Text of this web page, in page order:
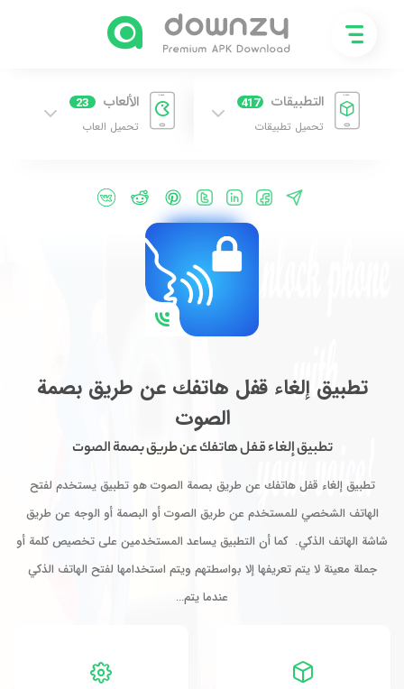
التطبيقات 417
تحميل تطبيقات
الألعاب 23
تحميل العاب
تطبيق إلغاء قفل هاتفك عن طريق بصمة
الصوت
تطبيق إلغاء قفل هاتفك عن طريق بصمة الصوت
تطبيق إلغاء قفل هاتفك عن طريق بصمة الصوت هو تطبيق يستخدم لفتح
الهاتف الشخصي للمستخدم عن طريق الصوت أو البصمة أو الوجه عن طريق
شاشة الهاتف الذكي. كما أن التطبيق يساعد المستخدمين على تخصيص كلمة أو
جملة معينة لا يتم تعريفها إلا بواسطتهم ويتم استخدامها لفتح الهاتف الذكي
عندما يتم…